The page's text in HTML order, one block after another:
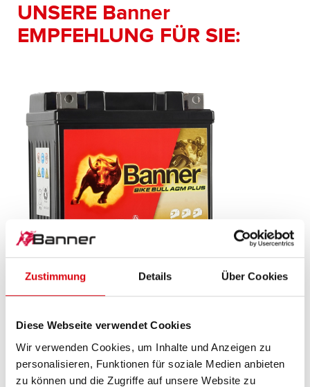
Zustimmung Details Über Cookies
Diese Webseite verwendet Cookies
Wir verwenden Cookies, um Inhalte und Anzeigen zu
personalisieren, Funktionen für soziale Medien anbieten
zu können und die Zugriffe auf unsere Website zu
UNSERE Banner
EMPFEHLUNG FÜR SIE:
Bike Bull AGM PLUS
AGM PLUS 506 21 / BGTZ7-S - GTZ7-S
Das Aushängeschild der Banner Markenqualität.
Originalqualität zum Nachrüsten (OE).